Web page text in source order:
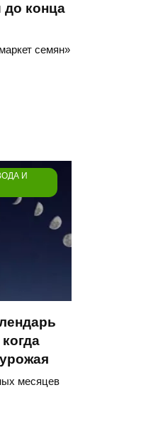
до конца
семян»
И
месяцев